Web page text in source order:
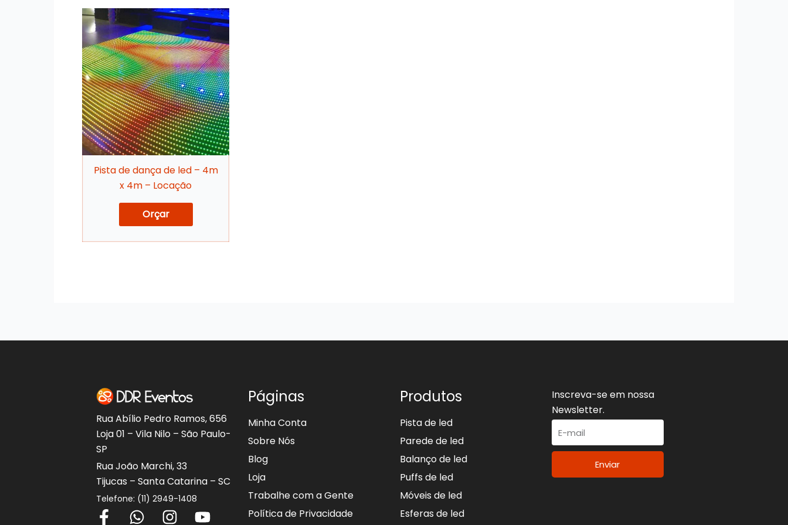
Pista de dança de led – 4m
x 4m – Locação
Orçar
Rua Abílio Pedro Ramos, 656
Loja 01 – Vila Nilo – São Paulo-
SP
Rua João Marchi, 33
Tijucas – Santa Catarina – SC
Telefone: (11) 2949-1408
F W I Y
Páginas
Minha Conta
Sobre Nós
Blog
Loja
Trabalhe com a Gente
Política de Privacidade
Produtos
Pista de led
Parede de led
Balanço de led
Puffs de led
Móveis de led
Esferas de led
Inscreva-se em nossa
Newsletter.
Enviar